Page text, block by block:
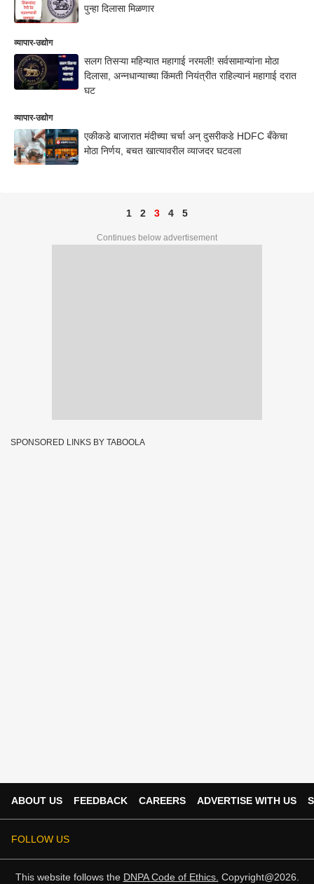
पुन्हा दिलासा मिळणार
व्यापार-उद्योग
सलग तिसऱ्या महिन्यात महागाई नरमली! सर्वसामान्यांना मोठा
दिलासा, अन्नधान्याच्या किंमती नियंत्रीत राहिल्यानं महागाई दरात
घट
व्यापार-उद्योग
एकीकडे बाजारात मंदीच्या चर्चा अन् दुसरीकडे HDFC बँकेचा
मोठा निर्णय, बचत खात्यावरील व्याजदर घटवला
1 2 3 4 5
Continues below advertisement
SPONSORED LINKS BY TABOOLA
ABOUT US FEEDBACK CAREERS ADVERTISE WITH US
FOLLOW US
This website follows the DNPA Code of Ethics. Copyright@2026.